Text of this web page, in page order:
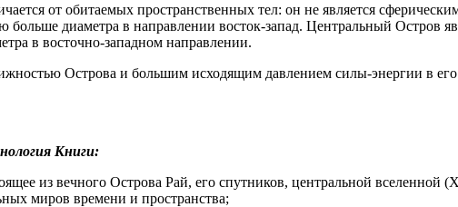
от обитаемых пространственных тел: он не является
диаметра в направлении восток-запад. Центральный Остров
в восточно-западном направлении.
Острова и большим исходящим давлением силы-энергии в
Книги:
из вечного Острова Рай, его спутников, центральной вселенной
миров времени и пространства;